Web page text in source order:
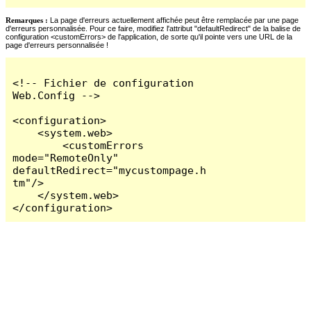
Remarques : La page d'erreurs actuellement affichée peut être remplacée par une page
d'erreurs personnalisée. Pour ce faire, modifiez l'attribut "defaultRedirect" de la balise de
configuration <customErrors> de l'application, de sorte qu'il pointe vers une URL de la
page d'erreurs personnalisée !
<!-- Fichier de configuration
Web.Config -->
<configuration>
    <system.web>
        <customErrors
mode="RemoteOnly"
defaultRedirect="mycustompage.h
tm"/>
    </system.web>
</configuration>